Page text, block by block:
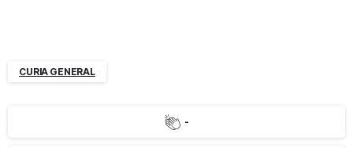
CURIA GENERAL
-